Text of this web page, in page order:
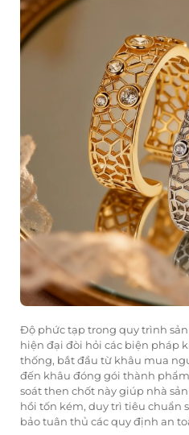
Độ phức tạp trong quy trình
hiện đại đòi hỏi các biện pháp
thống, bắt đầu từ khâu mua
đến khâu đóng gói thành
soát then chốt này giúp nhà
hồi tốn kém, duy trì tiêu chuẩn
bảo tuân thủ các quy định an